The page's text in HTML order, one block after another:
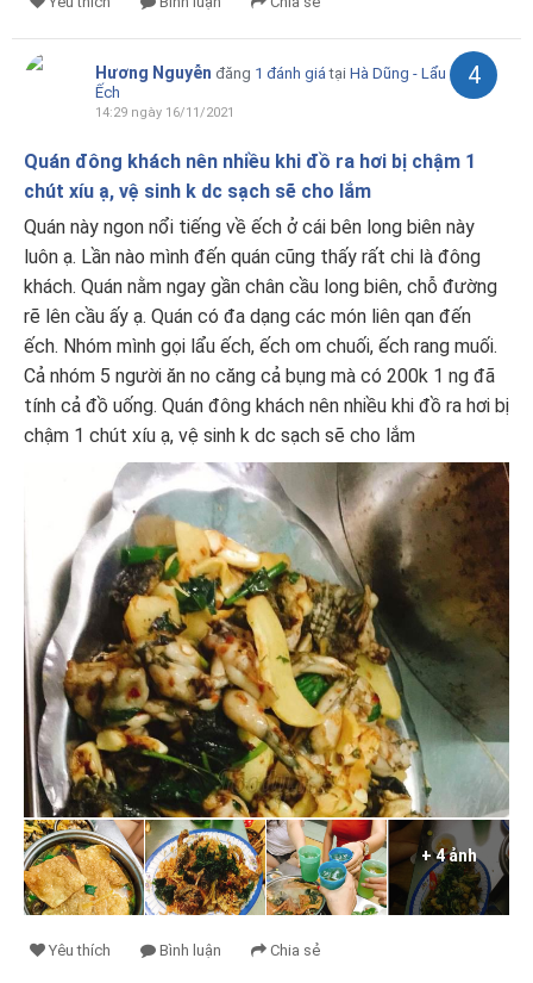
Hương Nguyễn đăng 1 đánh giá tại Hà Dũng - Lẩu
Ếch
14:29 ngày 16/11/2021
4
Quán đông khách nên nhiều khi đồ ra hơi bị chậm 1
chút xíu ạ, vệ sinh k dc sạch sẽ cho lắm
Quán này ngon nổi tiếng về ếch ở cái bên long biên này
luôn ạ. Lần nào mình đến quán cũng thấy rất chi là đông
khách. Quán nằm ngay gần chân cầu long biên, chỗ đường
rẽ lên cầu ấy ạ. Quán có đa dạng các món liên qan đến
ếch. Nhóm mình gọi lẩu ếch, ếch om chuối, ếch rang muối.
Cả nhóm 5 người ăn no căng cả bụng mà có 200k 1 ng đã
tính cả đồ uống. Quán đông khách nên nhiều khi đồ ra hơi bị
chậm 1 chút xíu ạ, vệ sinh k dc sạch sẽ cho lắm
+ 4 ảnh
Yêu thích Bình luận Chia sẻ